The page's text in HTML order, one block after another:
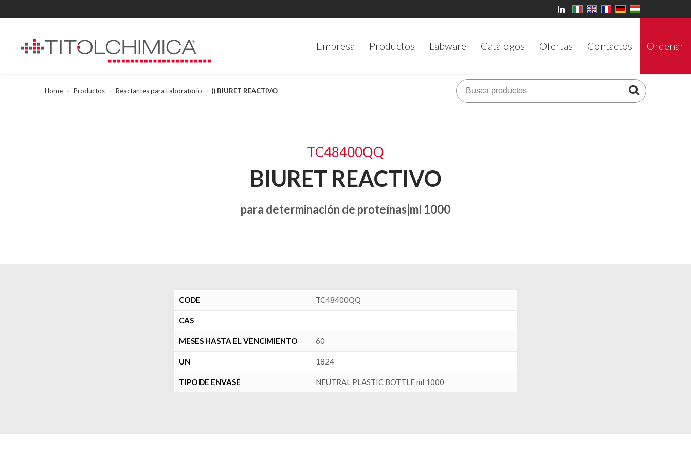
Empresa Productos Labware Catálogos Ofertas Contactos Ordenar
Home Productos Reactantes para Laboratorio () BIURET REACTIVO
TC48400QQ
BIURET REACTIVO
para determinación de proteínas|ml 1000
CODE TC48400QQ
CAS
MESES HASTA EL VENCIMIENTO 60
UN 1824
TIPO DE ENVASE NEUTRAL PLASTIC BOTTLE ml 1000